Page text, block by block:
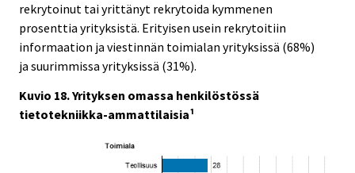
rekrytoinut tai yrittänyt rekrytoida kymmenen
prosenttia yrityksistä. Erityisen usein rekrytoitiin
informaation ja viestinnän toimialan yrityksissä (68%)
ja suurimmissa yrityksissä (31%).
Kuvio 18. Yrityksen omassa henkilöstössä
tietotekniikka-ammattilaisia¹